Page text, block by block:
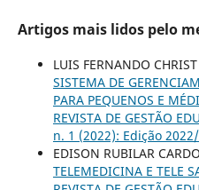
Artigos mais lidos pelo
LUIS FERNANDO
SISTEMA DE
PARA PEQUENOS E
REVISTA DE GESTÃO
n. 1 (2022): Edição
EDISON RUBILAR
TELEMEDICINA E TELE